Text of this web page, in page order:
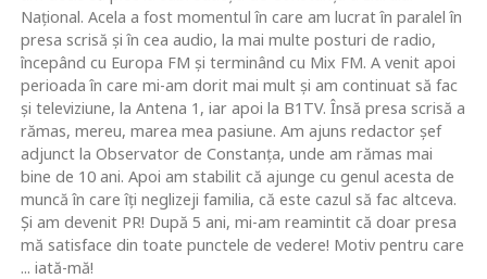
Naţional. Acela a fost momentul în care am lucrat în paralel în
presa scrisă şi în cea audio, la mai multe posturi de radio,
începând cu Europa FM şi terminând cu Mix FM. A venit apoi
perioada în care mi-am dorit mai mult şi am continuat să fac
şi televiziune, la Antena 1, iar apoi la B1TV. Însă presa scrisă a
rămas, mereu, marea mea pasiune. Am ajuns redactor şef
adjunct la Observator de Constanţa, unde am rămas mai
bine de 10 ani. Apoi am stabilit că ajunge cu genul acesta de
muncă în care îţi neglizeji familia, că este cazul să fac altceva.
Şi am devenit PR! După 5 ani, mi-am reamintit că doar presa
mă satisface din toate punctele de vedere! Motiv pentru care
... iată-mă!